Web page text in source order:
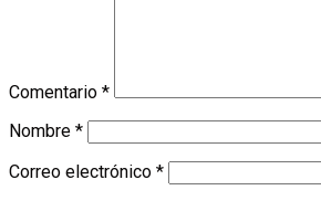
Comentario *
Nombre *
Correo electrónico *